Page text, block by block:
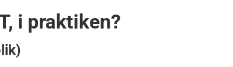
i praktiken?